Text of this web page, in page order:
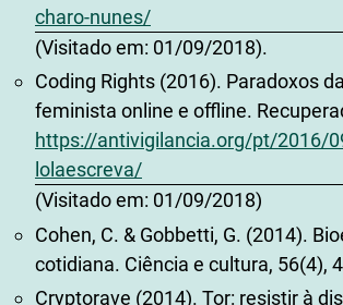
charo-nunes/
(Visitado em: 01/09/2018).
Coding Rights (2016). Paradoxos
feminista online e offline.
https://antivigilancia.org/pt/2016/
lolaescreva/
(Visitado em: 01/09/2018)
Cohen, C. & Gobbetti, G. (2014).
cotidiana. Ciência e cultura, 56(4),
Cryptorave (2014). Tor: resistir à